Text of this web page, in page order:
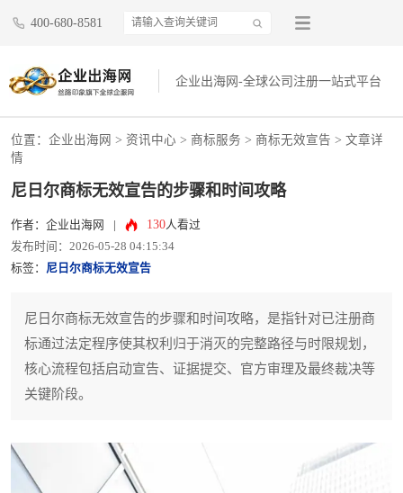
400-680-8581
企业出海网-全球公司注册一站式平台
位置： 企业出海网 > 资讯中心 > 商标服务 > 商标无效宣告 > 文章详
情
尼日尔商标无效宣告的步骤和时间攻略
作者：企业出海网 130人看过
发布时间：2026-05-28 04:15:34
标签： 尼日尔商标无效宣告
尼日尔商标无效宣告的步骤和时间攻略，是指针对已注册商
标通过法定程序使其权利归于消灭的完整路径与时限规划，
核心流程包括启动宣告、证据提交、官方审理及最终裁决等
关键阶段。